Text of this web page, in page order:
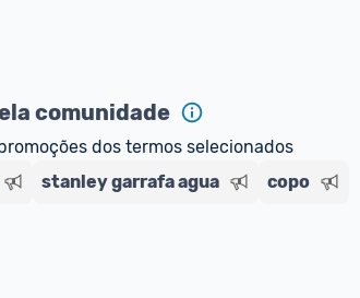
comunidade
dos termos selecionados
stanley garrafa agua copo